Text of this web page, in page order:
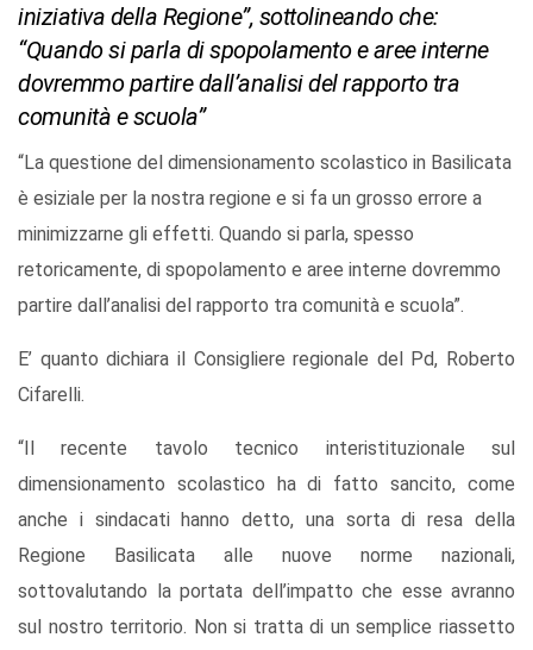
iniziativa della Regione”, sottolineando che:
“Quando si parla di spopolamento e aree interne
dovremmo partire dall’analisi del rapporto tra
comunità e scuola”
“La questione del dimensionamento scolastico in Basilicata
è esiziale per la nostra regione e si fa un grosso errore a
minimizzarne gli effetti. Quando si parla, spesso
retoricamente, di spopolamento e aree interne dovremmo
partire dall’analisi del rapporto tra comunità e scuola”.
E’ quanto dichiara il Consigliere regionale del Pd, Roberto
Cifarelli.
“Il recente tavolo tecnico interistituzionale sul
dimensionamento scolastico ha di fatto sancito, come
anche i sindacati hanno detto, una sorta di resa della
Regione Basilicata alle nuove norme nazionali,
sottovalutando la portata dell’impatto che esse avranno
sul nostro territorio. Non si tratta di un semplice riassetto